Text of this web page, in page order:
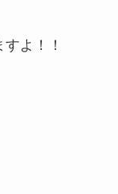
よ！！